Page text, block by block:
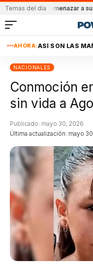
Temas del día
por amenazar a su padre
AHORA:ASÍ SON LAS
NACIONALES
Conmoción
sin vida a
Última actualización: mayo
Publicado: mayo 30, 2026